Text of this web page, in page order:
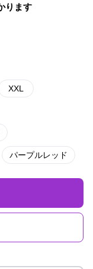
ります
XXL
パープルレッド